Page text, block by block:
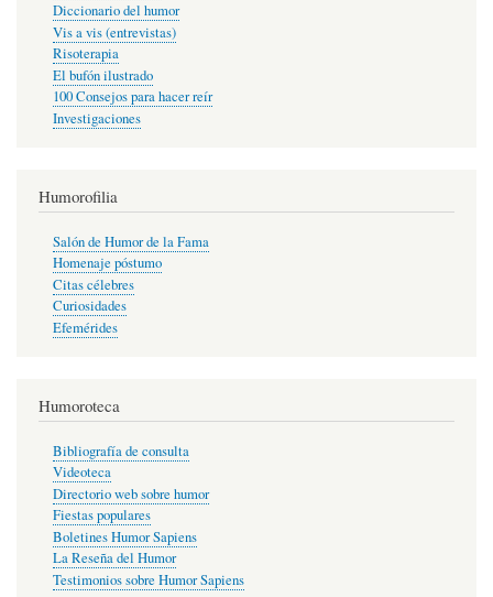
Diccionario del humor
Vis a vis (entrevistas)
Risoterapia
El bufón ilustrado
100 Consejos para hacer reír
Investigaciones
Humorofilia
Salón de Humor de la Fama
Homenaje póstumo
Citas célebres
Curiosidades
Efemérides
Humoroteca
Bibliografía de consulta
Videoteca
Directorio web sobre humor
Fiestas populares
Boletines Humor Sapiens
La Reseña del Humor
Testimonios sobre Humor Sapiens